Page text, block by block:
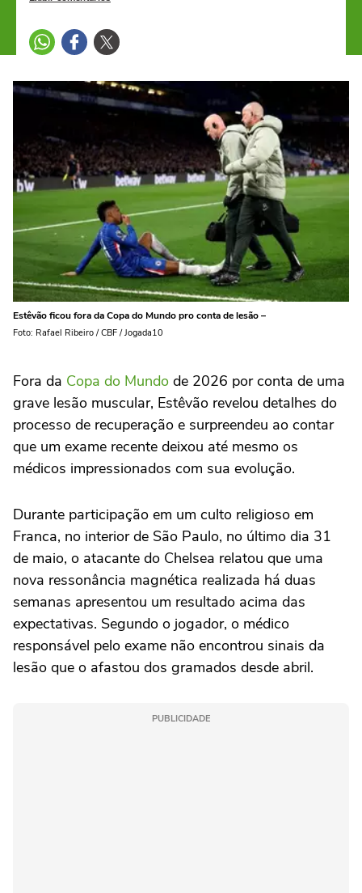
Estêvão ficou fora da Copa do Mundo pro conta de lesão –
Foto: Rafael Ribeiro / CBF / Jogada10
Fora da Copa do Mundo de 2026 por conta de uma
grave lesão muscular, Estêvão revelou detalhes do
processo de recuperação e surpreendeu ao contar
que um exame recente deixou até mesmo os
médicos impressionados com sua evolução.
Durante participação em um culto religioso em
Franca, no interior de São Paulo, no último dia 31
de maio, o atacante do Chelsea relatou que uma
nova ressonância magnética realizada há duas
semanas apresentou um resultado acima das
expectativas. Segundo o jogador, o médico
responsável pelo exame não encontrou sinais da
lesão que o afastou dos gramados desde abril.
PUBLICIDADE